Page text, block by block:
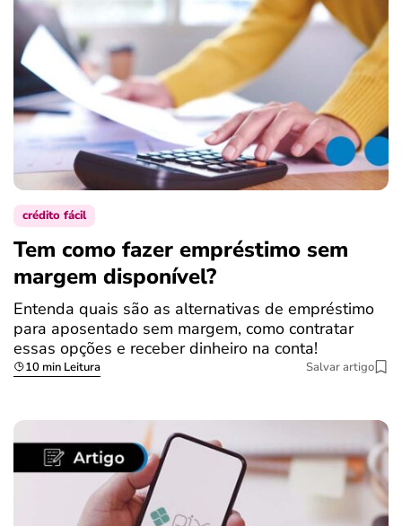
crédito fácil
Tem como fazer empréstimo sem
margem disponível?
Entenda quais são as alternativas de empréstimo
para aposentado sem margem, como contratar
essas opções e receber dinheiro na conta!
10 min Leitura Salvar artigo